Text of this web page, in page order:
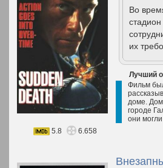
Во
их
Лучший
Фильм
доме.
городе
они
5.8
6.658